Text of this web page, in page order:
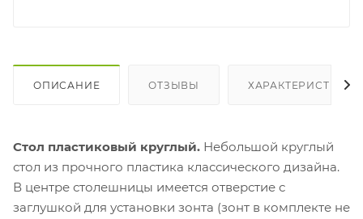
ОПИСАНИЕ ОТЗЫВЫ ХАРАКТЕРИСТИКИ
Стол пластиковый круглый. Небольшой круглый
стол из прочного пластика классического дизайна.
В центре столешницы имеется отверстие с
заглушкой для установки зонта (зонт в комплекте не